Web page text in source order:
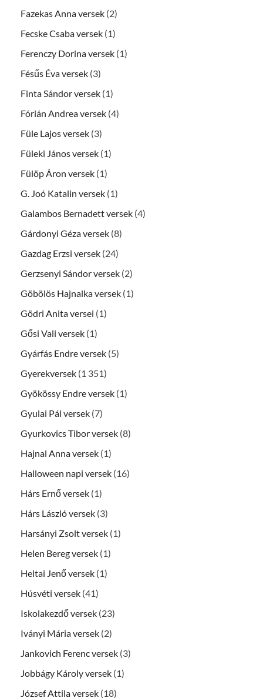
Fazekas Anna versek (2)
Fecske Csaba versek (1)
Ferenczy Dorina versek (1)
Fésűs Éva versek (3)
Finta Sándor versek (1)
Fórián Andrea versek (4)
Füle Lajos versek (3)
Füleki János versek (1)
Fülöp Áron versek (1)
G. Joó Katalin versek (1)
Galambos Bernadett versek (4)
Gárdonyi Géza versek (8)
Gazdag Erzsi versek (24)
Gerzsenyi Sándor versek (2)
Göbölös Hajnalka versek (1)
Gödri Anita versei (1)
Gősi Vali versek (1)
Gyárfás Endre versek (5)
Gyerekversek (1 351)
Gyökössy Endre versek (1)
Gyulai Pál versek (7)
Gyurkovics Tibor versek (8)
Hajnal Anna versek (1)
Halloween napi versek (16)
Hárs Ernő versek (1)
Hárs László versek (3)
Harsányi Zsolt versek (1)
Helen Bereg versek (1)
Heltai Jenő versek (1)
Húsvéti versek (41)
Iskolakezdő versek (23)
Iványi Mária versek (2)
Jankovich Ferenc versek (3)
Jobbágy Károly versek (1)
József Attila versek (18)